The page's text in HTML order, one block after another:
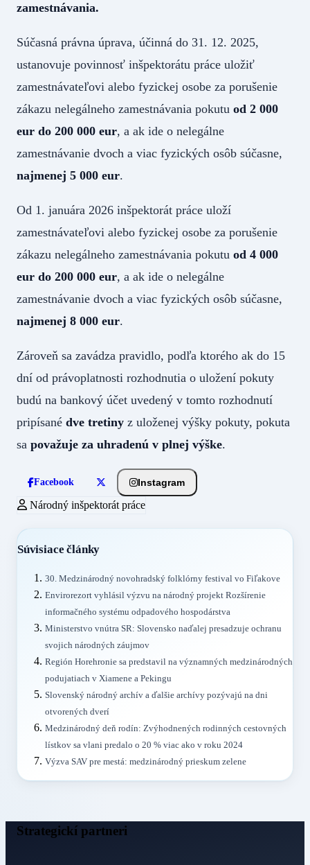
zamestnávania.
Súčasná právna úprava, účinná do 31. 12. 2025,
ustanovuje povinnosť inšpektorátu práce uložiť
zamestnávateľovi alebo fyzickej osobe za porušenie
zákazu nelegálneho zamestnávania pokutu od 2 000
eur do 200 000 eur, a ak ide o nelegálne
zamestnávanie dvoch a viac fyzických osôb súčasne,
najmenej 5 000 eur.
Od 1. januára 2026 inšpektorát práce uloží
zamestnávateľovi alebo fyzickej osobe za porušenie
zákazu nelegálneho zamestnávania pokutu od 4 000
eur do 200 000 eur, a ak ide o nelegálne
zamestnávanie dvoch a viac fyzických osôb súčasne,
najmenej 8 000 eur.
Zároveň sa zavádza pravidlo, podľa ktorého ak do 15
dní od právoplatnosti rozhodnutia o uložení pokuty
budú na bankový účet uvedený v tomto rozhodnutí
pripísané dve tretiny z uloženej výšky pokuty, pokuta
sa považuje za uhradenú v plnej výške.
Facebook Instagram
Národný inšpektorát práce
Súvisiace články
30. Medzinárodný novohradský folklórny festival vo Fiľakove
Envirorezort vyhlásil výzvu na národný projekt Rozšírenie
informačného systému odpadového hospodárstva
Ministerstvo vnútra SR: Slovensko naďalej presadzuje ochranu
svojich národných záujmov
Región Horehronie sa predstavil na významných medzinárodných
podujatiach v Xiamene a Pekingu
Slovenský národný archív a ďalšie archívy pozývajú na dni
otvorených dverí
Medzinárodný deň rodín: Zvýhodnených rodinných cestovných
lístkov sa vlani predalo o 20 % viac ako v roku 2024
Výzva SAV pre mestá: medzinárodný prieskum zelene
Strategickí partneri